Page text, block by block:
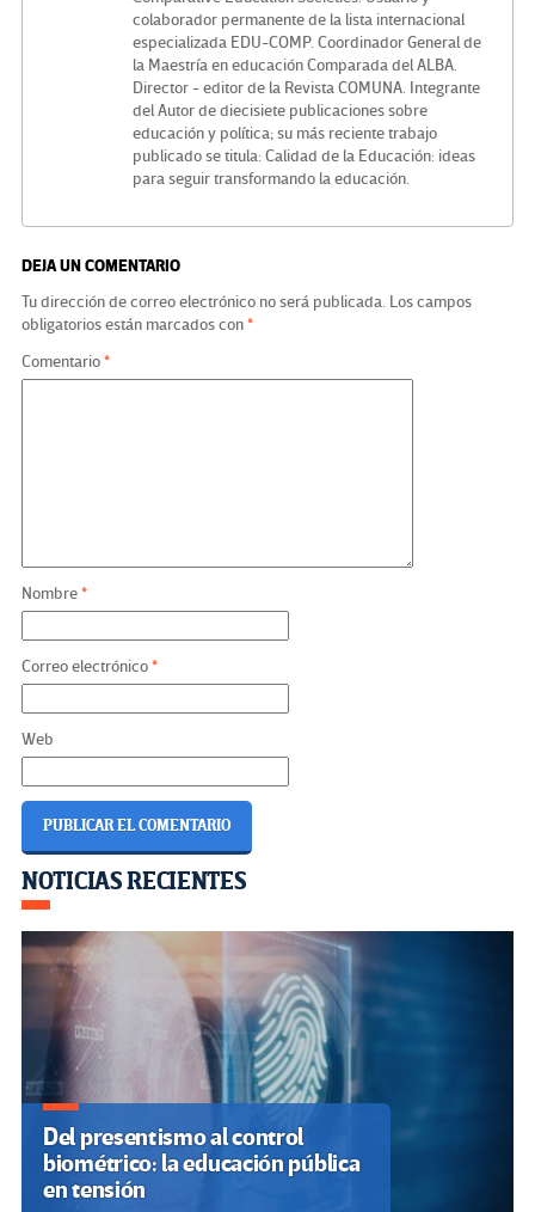
colaborador permanente de la lista internacional
especializada EDU-COMP. Coordinador General de
la Maestría en educación Comparada del ALBA.
Director - editor de la Revista COMUNA. Integrante
del Autor de diecisiete publicaciones sobre
educación y política; su más reciente trabajo
publicado se titula: Calidad de la Educación: ideas
para seguir transformando la educación.
DEJA UN COMENTARIO
Tu dirección de correo electrónico no será publicada. Los campos
obligatorios están marcados con*
Comentario*
Nombre*
Correo electrónico*
Web
Navegación
de
entradas
NOTICIAS RECIENTES
Del presentismo al control
biométrico: la educación pública
en tensión